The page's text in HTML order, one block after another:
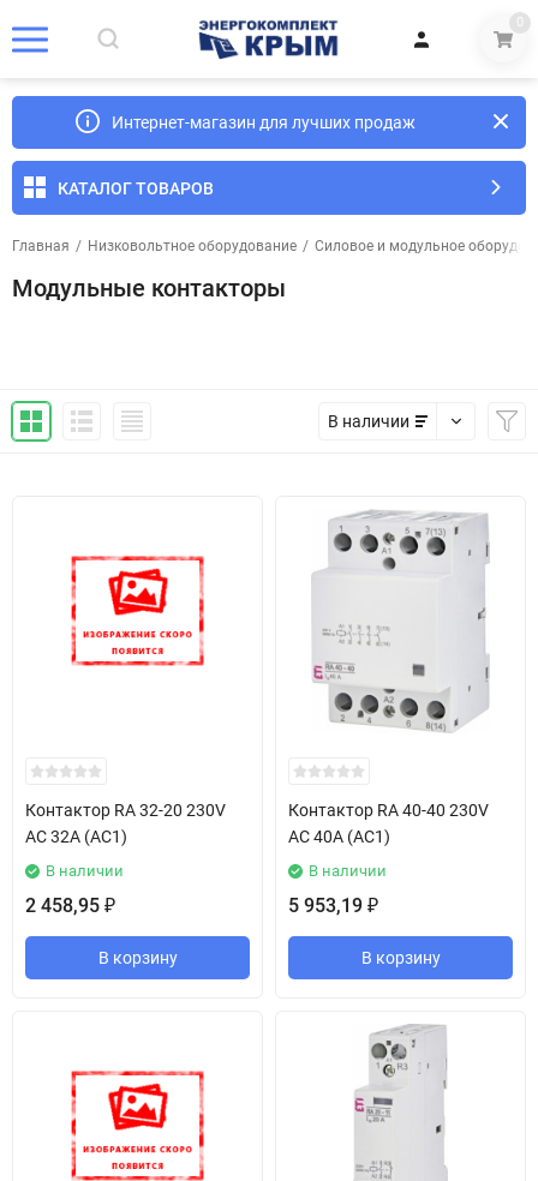
0
Интернет-магазин для лучших продаж
КАТАЛОГ ТОВАРОВ
Главная / Низковольтное оборудование / Силовое и модульное
Модульные контакторы
В наличии
Контактор RA 32-20 230V
AC 32A (AC1)
В наличии
2 458,95 ₽
В корзину
Контактор RA 40-40 230V
AC 40A (AC1)
В наличии
5 953,19 ₽
В корзину